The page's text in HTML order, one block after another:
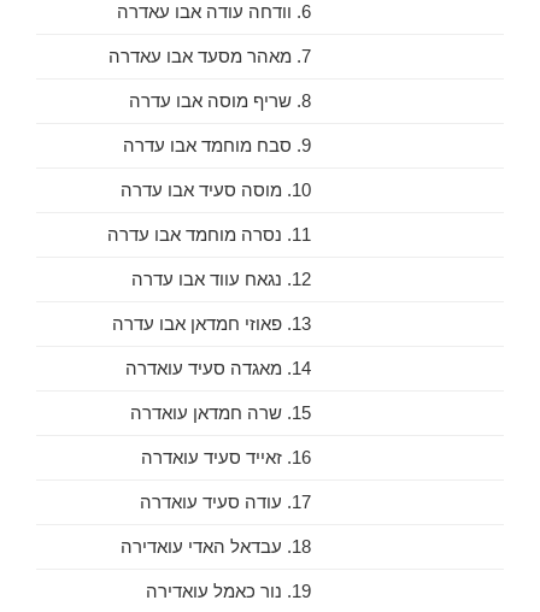
6. וודחה עודה אבו עאדרה
7. מאהר מסעד אבו עאדרה
8. שריף מוסה אבו עדרה
9. סבח מוחמד אבו עדרה
10. מוסה סעיד אבו עדרה
11. נסרה מוחמד אבו עדרה
12. נגאח עווד אבו עדרה
13. פאוזי חמדאן אבו עדרה
14. מאגדה סעיד עואדרה
15. שרה חמדאן עואדרה
16. זאייד סעיד עואדרה
17. עודה סעיד עואדרה
18. עבדאל האדי עואדירה
19. נור כאמל עואדירה